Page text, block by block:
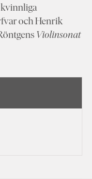
och Henrik
Violinsonat